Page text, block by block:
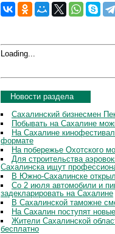
Loading...
Новости раздела
Сахалинский бизнесмен
Побывать на Сахалине
На Сахалине
формате
На побережье Охотского
Для строительства
Сахалинска ищут
В Южно-Сахалинске
Со 2 июля автомобили и
задекларировать на Сахалине
В Сахалинской таможне
На Сахалин поступят
Жители Сахалинской
бесплатно